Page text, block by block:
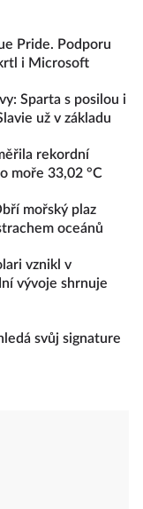
Pride. Podporu
i Microsoft
Sparta s posilou i
už v základu
rekordní
moře 33,02 °C
mořský plaz
oceánů
vznikl v
vývoje shrnuje
svůj signature